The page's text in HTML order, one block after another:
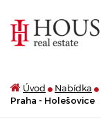
Úvod Nabídka
Praha - Holešovice